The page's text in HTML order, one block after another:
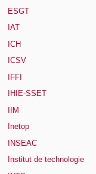
ESGT
IAT
ICH
ICSV
IFFI
IHIE-SSET
IIM
Inetop
INSEAC
Institut de technologie